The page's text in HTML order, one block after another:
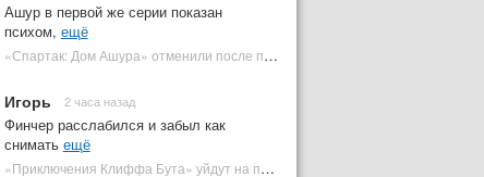
Ашур в первой же серии показан
психом, ещё
«Спартак: Дом Ашура» отменили после первого сезона | Plugged In Ru
Игорь 2 часа назад
Финчер расслабился и забыл как
снимать ещё
«Приключения Клиффа Бута» уйдут на пересъемки — премьера под угрозой | Plugged In Ru